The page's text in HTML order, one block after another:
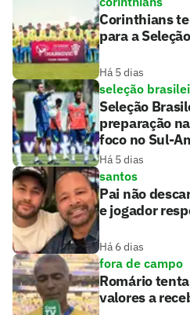
Corinthians
para a
Há 5 dias
seleção
Seleção
preparação
foco no Sul-
Há 5 dias
santos
Pai não
e jogador
Há 6 dias
fora de campo
Romário
valores a